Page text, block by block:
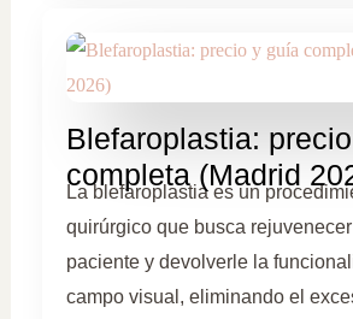
Blefaroplastia:
completa (Madrid
La blefaroplastia es un
quirúrgico que busca
paciente y devolverle la
campo visual, eliminando el